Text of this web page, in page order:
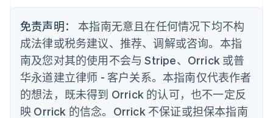
免责声明：
本指南无意且在任何情况下均不构
成法律或税务建议、推荐、调解或咨询。本指
南及您对其的使用不会与 Stripe、Orrick 或普
华永道建立律师 - 客户关系。本指南仅代表作者
的想法，既未得到 Orrick 的认可，也不一定反
映 Orrick 的信念。Orrick 不保证或担保本指南
加拿大
English Français
捷克
English
克罗地亚
English Italiano
拉脱维亚
English
English